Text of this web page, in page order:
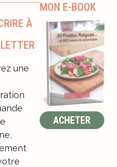
À
une
MON E-BOOK
ACHETER